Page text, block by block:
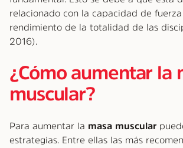
relacionado con la capacidad de
rendimiento de la totalidad de las
2016).
¿Cómo aumentar la
muscular?
Para aumentar la masa muscular
estrategias. Entre ellas las más